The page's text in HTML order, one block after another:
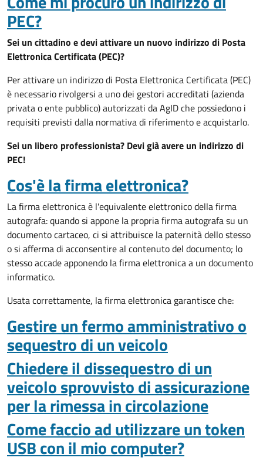
PEC?
Sei un cittadino e devi attivare un nuovo indirizzo di Posta
Elettronica Certificata (PEC)?
Per attivare un indirizzo di Posta Elettronica Certificata (PEC)
è necessario rivolgersi a uno dei gestori accreditati (azienda
privata o ente pubblico) autorizzati da AgID che possiedono i
requisiti previsti dalla normativa di riferimento e acquistarlo.
Sei un libero professionista? Devi già avere un indirizzo di
PEC!
Cos'è la firma elettronica?
La firma elettronica è l'equivalente elettronico della firma
autografa: quando si appone la propria firma autografa su un
documento cartaceo, ci si attribuisce la paternità dello stesso
o si afferma di acconsentire al contenuto del documento; lo
stesso accade apponendo la firma elettronica a un documento
informatico.
Usata correttamente, la firma elettronica garantisce che:
Gestire un fermo amministrativo o
sequestro di un veicolo
Chiedere il dissequestro di un
veicolo sprovvisto di assicurazione
per la rimessa in circolazione
Come faccio ad utilizzare un token
USB con il mio computer?